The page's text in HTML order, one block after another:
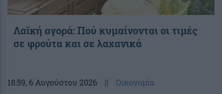
Λαϊκή αγορά: Πού κυμαίνονται οι τιμές
σε φρούτα και σε λαχανικά
18:59, 6 Αυγούστου 2026 || Οικονομία